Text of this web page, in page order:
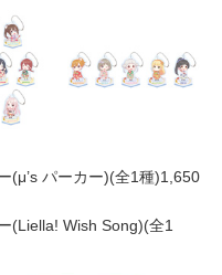
(μ’s パーカー)(全1種)1,650
(Liella! Wish Song)(全1